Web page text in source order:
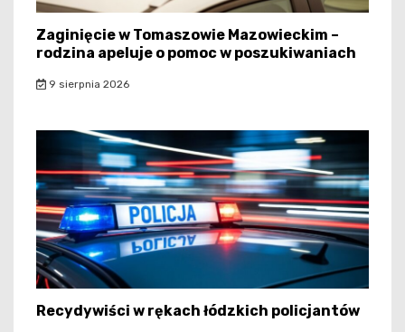
Zaginięcie w Tomaszowie Mazowieckim –
rodzina apeluje o pomoc w poszukiwaniach
9 sierpnia 2026
Recydywiści w rękach łódzkich policjantów